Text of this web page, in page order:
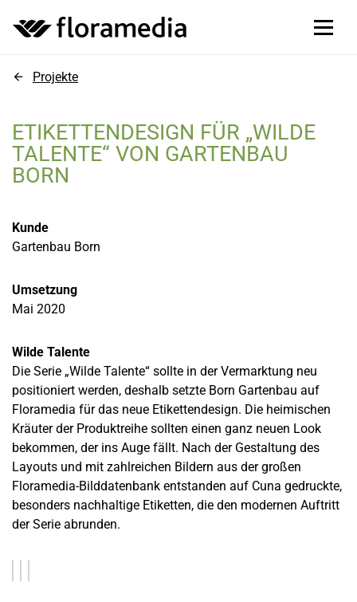
Projekte
ETIKETTENDESIGN FÜR „WILDE
TALENTE“ VON GARTENBAU
BORN
Kunde
Gartenbau Born
Umsetzung
Mai 2020
Wilde Talente
Die Serie „Wilde Talente“ sollte in der Vermarktung neu
positioniert werden, deshalb setzte Born Gartenbau auf
Floramedia für das neue Etikettendesign. Die heimischen
Kräuter der Produktreihe sollten einen ganz neuen Look
bekommen, der ins Auge fällt. Nach der Gestaltung des
Layouts und mit zahlreichen Bildern aus der großen
Floramedia-Bilddatenbank entstanden auf Cuna gedruckte,
besonders nachhaltige Etiketten, die den modernen Auftritt
der Serie abrunden.